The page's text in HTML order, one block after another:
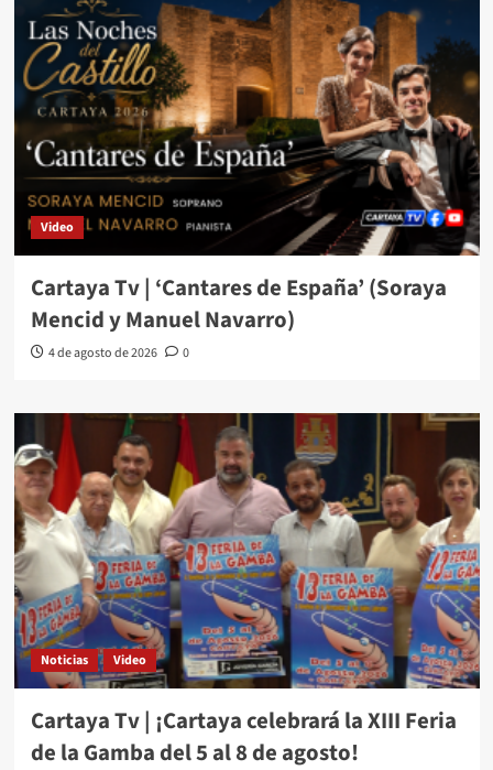
Video
Cartaya Tv | ‘Cantares de España’ (Soraya
Mencid y Manuel Navarro)
4 de agosto de 2026 0
Noticias Video
Cartaya Tv | ¡Cartaya celebrará la XIII Feria
de la Gamba del 5 al 8 de agosto!